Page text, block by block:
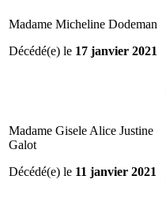
Madame Micheline Dodeman
Décédé(e) le 17 janvier 2021
Madame Gisele Alice Justine
Galot
Décédé(e) le 11 janvier 2021